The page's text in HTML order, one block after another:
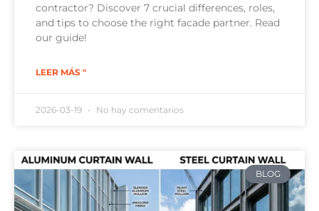
contractor? Discover 7 crucial differences, roles,
and tips to choose the right facade partner. Read
our guide!
LEER MÁS "
2026-03-19 No hay comentarios
BLOG